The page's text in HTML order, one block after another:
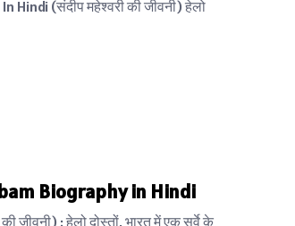
(संदीप महेश्वरी की जीवनी) हेलो
Biography in Hindi
: हेलो दोस्तों, भारत में एक सर्वे के